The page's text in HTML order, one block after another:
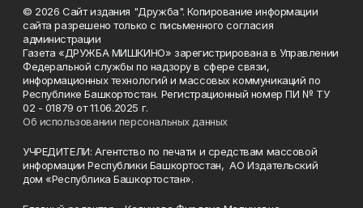
© 2026 Сайт издания "Дружба". Копирование информации
сайта разрешено только с письменного согласия
администрации
Газета «ДРУЖБА МИШКИНО» зарегистрирована в Управлении
Федеральной службы по надзору в сфере связи,
информационных технологий и массовых коммуникаций по
Республике Башкортостан. Регистрационный номер ПИ № ТУ
02 - 01879 от 11.06.2025 г.
Об использовании персональных данных
УЧРЕДИТЕЛИ: Агентство по печати и средствам массовой
информации Республики Башкортостан, АО Издательский
дом «Республика Башкортостан».